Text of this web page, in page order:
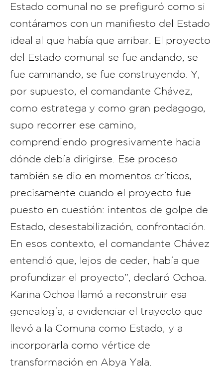
Estado comunal no se prefiguró como si
contáramos con un manifiesto del Estado
ideal al que había que arribar. El proyecto
del Estado comunal se fue andando, se
fue caminando, se fue construyendo. Y,
por supuesto, el comandante Chávez,
como estratega y como gran pedagogo,
supo recorrer ese camino,
comprendiendo progresivamente hacia
dónde debía dirigirse. Ese proceso
también se dio en momentos críticos,
precisamente cuando el proyecto fue
puesto en cuestión: intentos de golpe de
Estado, desestabilización, confrontación.
En esos contexto, el comandante Chávez
entendió que, lejos de ceder, había que
profundizar el proyecto”, declaró Ochoa.
Karina Ochoa llamó a reconstruir esa
genealogía, a evidenciar el trayecto que
llevó a la Comuna como Estado, y a
incorporarla como vértice de
transformación en Abya Yala.